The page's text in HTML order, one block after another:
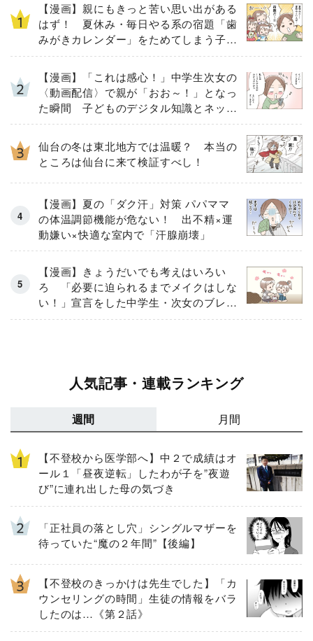
【漫画】親にもきっと苦い思い出がある
はず！ 夏休み・毎日やる系の宿題「歯
みがきカレンダー」をためてしまう子ど
もとその結末
【漫画】「これは感心！」中学生次女の
〈動画配信〉で親が「おお～！」となっ
た瞬間 子どものデジタル知識とネット
リテラシー教育の高さがスゴイ！
仙台の冬は東北地方では温暖？ 本当の
ところは仙台に来て検証すべし！
【漫画】夏の「ダク汗」対策 パパママ
の体温調節機能が危ない！ 出不精×運
動嫌い×快適な室内で「汗腺崩壊」
【漫画】きょうだいでも考えはいろい
ろ 「必要に迫られるまでメイクはしな
い！」宣言をした中学生・次女のブレな
い信念
人気記事・連載ランキング
週間 月間
【不登校から医学部へ】中２で成績はオ
ール１「昼夜逆転」したわが子を”夜遊
び”に連れ出した母の気づき
「正社員の落とし穴」シングルマザーを
待っていた“魔の２年間”【後編】
【不登校のきっかけは先生でした】「カ
ウンセリングの時間」生徒の情報をバラ
したのは…《第２話》